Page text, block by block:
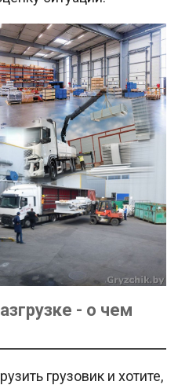
- о чем
грузовик и хотите,